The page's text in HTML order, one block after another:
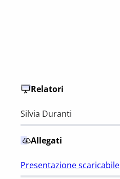
Relatori
Silvia Duranti
Allegati
Presentazione scaricabile